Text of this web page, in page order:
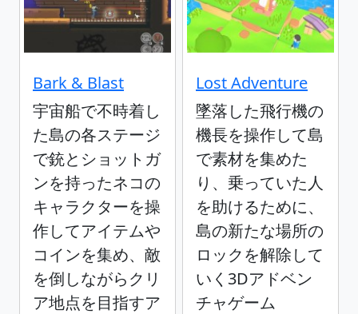
Bark & Blast
宇宙船で不時着し
た島の各ステージ
で銃とショットガ
ンを持ったネコの
キャラクターを操
作してアイテムや
コインを集め、敵
を倒しながらクリ
ア地点を目指すア
Lost Adventure
墜落した飛行機の
機長を操作して島
で素材を集めた
り、乗っていた人
を助けるために、
島の新たな場所の
ロックを解除して
いく3Dアドベン
チャゲーム